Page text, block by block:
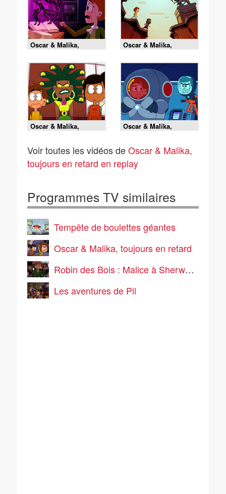
Oscar & Malika,
toujours en retard -
09/08/2026
Oscar & Malika,
toujours en retard -
09/08/2026
Oscar & Malika,
toujours en retard -
Oscar & Malika,
toujours en retard -
Voir toutes les vidéos deOscar & Malika,
toujours en retard en replay
Programmes TV similaires
Tempête de boulettes géantes
Oscar & Malika, toujours en retard
Robin des Bois : Malice à Sherwood
Les aventures de Pil